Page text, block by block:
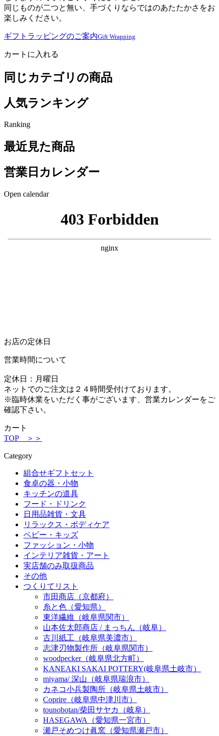
同じものが二つと無い、手づくりならではのあたたかさをお
楽しみください。
ギフトラッピングのご案内Gift Wrapping
カートに入れる
同じカテゴリの商品
人気ランキング
Ranking
最近見た商品
営業日カレンダー
Open calendar
お店の定休日
営業時間について
定休日：月曜日
ネットでのご注文は２４時間受付けております。
※臨時休業をいただく事がございます、営業カレンダーをご
確認下さい。
カート
TOP ＞＞
Category
組合せギフトセット
食卓の器・小物
キッチンの道具
フード・ドリンク
日用品雑貨・文具
リラックス・ボディケア
ベビー・キッズ
ファッション・小物
インテリア雑貨・アート
実店舗のみ取扱商品
その他
つくりてリスト
市田商店（京都府）
糸と色（愛知県）
東洋繊維（岐阜県関市）
山本佐太郎商店 / まっちん（岐阜）
古川紙工（岐阜県美濃市）
志津刃物製作所（岐阜県関市）
woodpecker（岐阜県北方町）
KANEAKI SAKAI POTTERY(岐阜県土岐市）
miyama/ 深山（岐阜県瑞浪市）
カネコ小兵製陶所（岐阜県土岐市）
Coprire（岐阜県中津川市）
tounobotan/柴田サヤカ（岐阜）
HASEGAWA（愛知県一宮市）
瀬戸そめつけ眞窯（愛知県瀬戸市）